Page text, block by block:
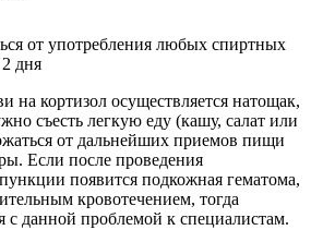
от употребления любых спиртных
дня
на кортизол осуществляется натощак,
съесть легкую еду (кашу, салат или
от дальнейших приемов пищи
Если после проведения
появится подкожная гематома,
кровотечением, тогда
с данной проблемой к специалистам.